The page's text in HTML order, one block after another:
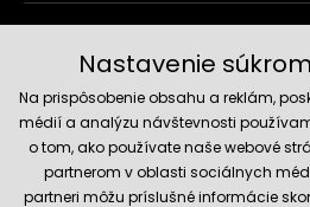
Nastavenie
Na prispôsobenie obsahu a reklám,
médií a analýzu návštevnosti
o tom, ako používate naše webové
partnerom v oblasti sociálnych
partneri môžu príslušné informácie